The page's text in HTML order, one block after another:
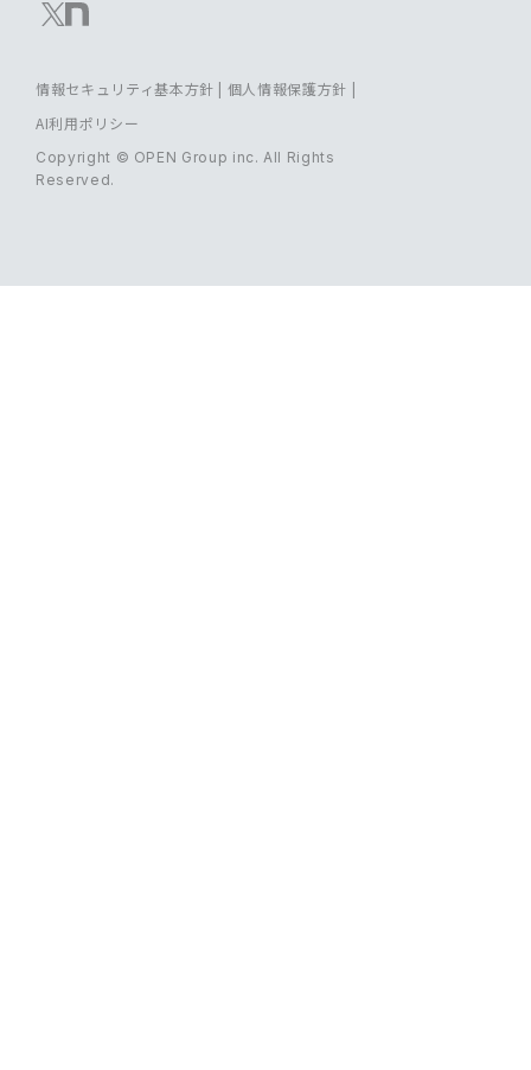
Copyright © OPEN Group inc. All Rights
Reserved.
情報セキュリティ基本方針 | 個人情報保護方針 |
AI利用ポリシー